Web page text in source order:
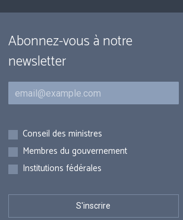
Abonnez-vous à notre
newsletter
Courriel
Inscriptions
Conseil des ministres
Membres du gouvernement
Institutions fédérales